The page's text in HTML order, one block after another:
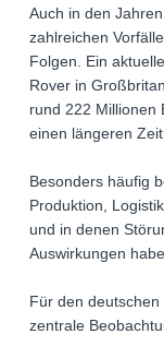
Auch in den
zahlreichen
Folgen. Ein
Rover in
rund 222 Millionen
einen längeren
Besonders häufig
Produktion,
und in denen
Auswirkungen
Für den
zentrale